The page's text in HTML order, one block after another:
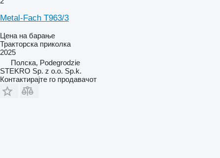
Metal-Fach T963/3
Цена на барање
Тракторска приколка
2025
Полска, Podegrodzie
STEKRO Sp. z o.o. Sp.k.
Контактирајте го продавачот